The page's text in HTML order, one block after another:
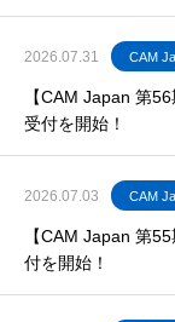
2026.07.31 CAM
【CAM Japan 第
受付を開始！
2026.07.03 CAM
【CAM Japan 第
付を開始！